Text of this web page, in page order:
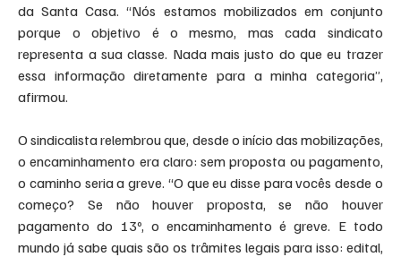
da Santa Casa. “Nós estamos mobilizados em conjunto
porque o objetivo é o mesmo, mas cada sindicato
representa a sua classe. Nada mais justo do que eu trazer
essa informação diretamente para a minha categoria”,
afirmou.
O sindicalista relembrou que, desde o início das mobilizações,
o encaminhamento era claro: sem proposta ou pagamento,
o caminho seria a greve. “O que eu disse para vocês desde o
começo? Se não houver proposta, se não houver
pagamento do 13º, o encaminhamento é greve. E todo
mundo já sabe quais são os trâmites legais para isso: edital,